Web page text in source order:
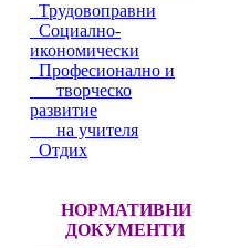
Трудовоправни
Социално-
икономически
Професионално и
творческо
развитие
на учителя
Отдих
НОРМАТИВНИ
ДОКУМЕНТИ